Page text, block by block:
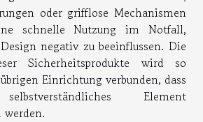
oder grifflose Mechanismen
schnelle Nutzung im Notfall,
negativ zu beeinflussen. Die
Sicherheitsprodukte wird so
Einrichtung verbunden, dass
Element